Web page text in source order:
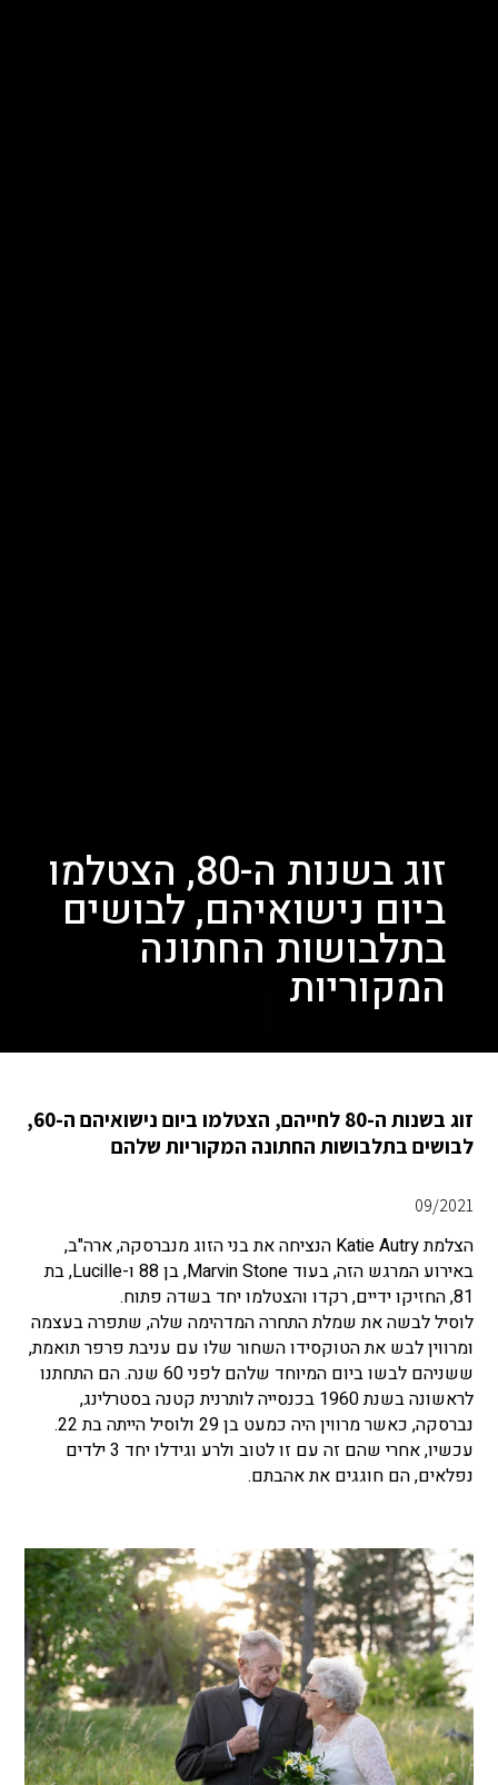
זוג בשנות ה-80, הצטלמו
ביום נישואיהם, לבושים
בתלבושות החתונה
המקוריות
זוג בשנות ה-80 לחייהם, הצטלמו ביום נישואיהם ה-60,
לבושים בתלבושות החתונה המקוריות שלהם
09/2021
הצלמת Katie Autry הנציחה את בני הזוג מנברסקה, ארה"ב,
באירוע המרגש הזה, בעוד Marvin Stone, בן 88 ו-Lucille, בת
81, החזיקו ידיים, רקדו והצטלמו יחד בשדה פתוח.
לוסיל לבשה את שמלת התחרה המדהימה שלה, שתפרה בעצמה
ומרווין לבש את הטוקסידו השחור שלו עם עניבת פרפר תואמת,
ששניהם לבשו ביום המיוחד שלהם לפני 60 שנה. הם התחתנו
לראשונה בשנת 1960 בכנסייה לותרנית קטנה בסטרלינג,
נברסקה, כאשר מרווין היה כמעט בן 29 ולוסיל הייתה בת 22.
עכשיו, אחרי שהם זה עם זו לטוב ולרע וגידלו יחד 3 ילדים
נפלאים, הם חוגגים את אהבתם.